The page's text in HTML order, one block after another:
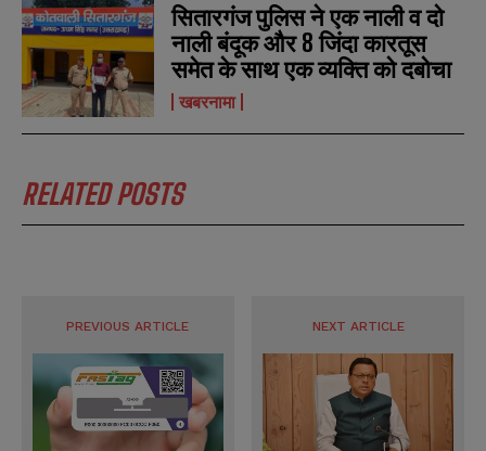
सितारगंज पुलिस ने एक नाली व दो
नाली बंदूक और 8 जिंदा कारतूस
समेत के साथ एक व्यक्ति को दबोचा
खबरनामा
RELATED POSTS
PREVIOUS ARTICLE NEXT ARTICLE